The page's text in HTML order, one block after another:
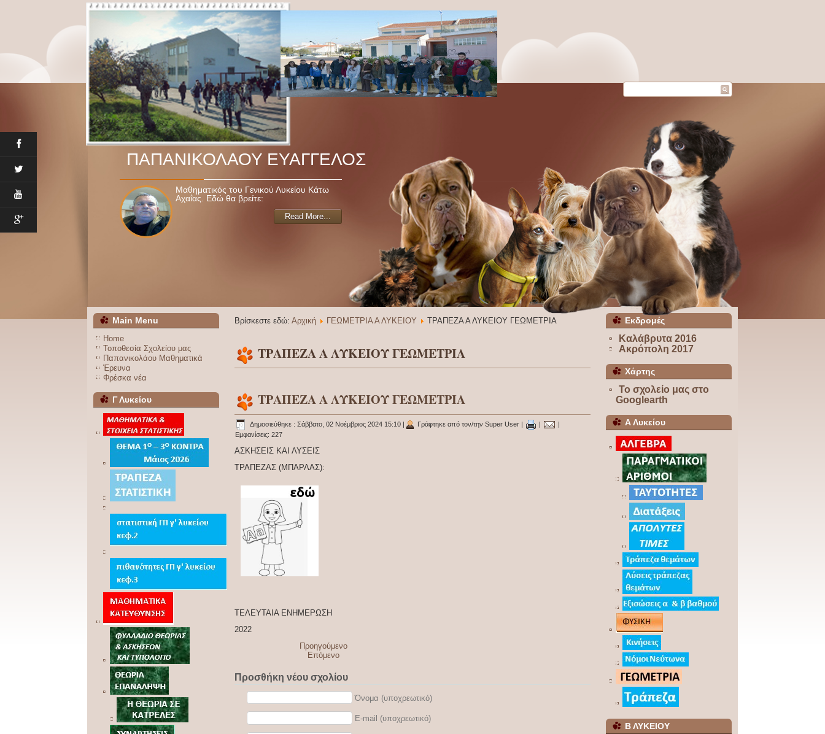
ΠΑΠΑΝΙΚΟΛΑΟΥ ΕΥΑΓΓΕΛΟΣ
Μαθηματικός του Γενικού Λυκείου Κάτω
Αχαΐας. Εδώ θα βρείτε:
Read More...
Main Menu
Home
Τοποθεσία Σχολείου μας
Παπανικολάου Μαθηματικά
Έρευνα
Φρέσκα νέα
Γ Λυκείου
Βρίσκεστε εδώ: Αρχική ΓΕΩΜΕΤΡΙΑ Α ΛΥΚΕΙΟΥ ΤΡΑΠΕΖΑ Α ΛΥΚΕΙΟΥ ΓΕΩΜΕΤΡΙΑ
ΤΡΑΠΕΖΑ Α ΛΥΚΕΙΟΥ ΓΕΩΜΕΤΡΙΑ
ΤΡΑΠΕΖΑ Α ΛΥΚΕΙΟΥ ΓΕΩΜΕΤΡΙΑ
Δημοσιεύθηκε : Σάββατο, 02 Νοέμβριος 2024 15:10 | Γράφτηκε από τον/την Super User | |
|
Εμφανίσεις: 227
ΑΣΚΗΣΕΙΣ ΚΑΙ ΛΥΣΕΙΣ
ΤΡΑΠΕΖΑΣ (ΜΠΑΡΛΑΣ):
ΤΕΛΕΥΤΑΙΑ ΕΝΗΜΕΡΩΣΗ
2022
Προηγούμενο
Επόμενο
Προσθήκη νέου σχολίου
Όνομα (υποχρεωτικό)
E-mail (υποχρεωτικό)
Εκδρομές
Καλάβρυτα 2016
Ακρόπολη 2017
Χάρτης
Το σχολείο μας στο
Googlearth
Α Λυκείου
Β ΛΥΚΕΙΟΥ